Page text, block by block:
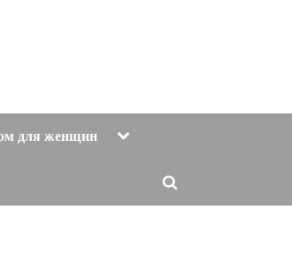
для женщин Toggle
Toggle